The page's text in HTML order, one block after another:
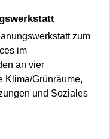
zum
im
an vier
Klima/Grünräume,
und Soziales